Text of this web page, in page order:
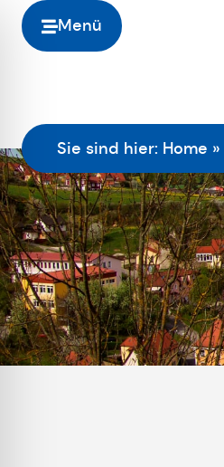
Menü
Sie sind hier: Home »